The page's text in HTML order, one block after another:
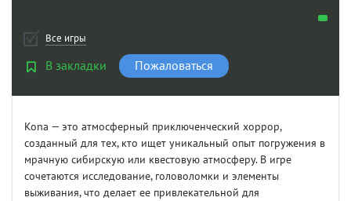
Все игры
В закладки Пожаловаться
Kona — это атмосферный приключенческий хоррор,
созданный для тех, кто ищет уникальный опыт погружения в
мрачную сибирскую или квестовую атмосферу. В игре
сочетаются исследование, головоломки и элементы
выживания, что делает ее привлекательной для